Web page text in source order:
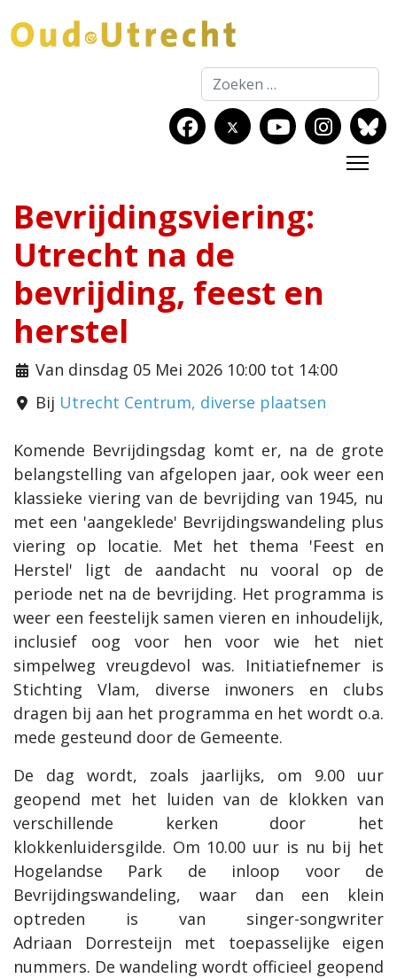
Zoeken
Bevrijdingsviering:
Utrecht na de
bevrijding, feest en
herstel
Van dinsdag 05 Mei 2026 10:00 tot 14:00
Bij Utrecht Centrum, diverse plaatsen
Komende Bevrijdingsdag komt er, na de grote
belangstelling van afgelopen jaar, ook weer een
klassieke viering van de bevrijding van 1945, nu
met een 'aangeklede' Bevrijdingswandeling plus
viering op locatie. Met het thema 'Feest en
Herstel' ligt de aandacht nu vooral op de
periode net na de bevrijding. Het programma is
weer een feestelijk samen vieren en inhoudelijk,
inclusief oog voor hen voor wie het niet
simpelweg vreugdevol was. Initiatiefnemer is
Stichting Vlam, diverse inwoners en clubs
dragen bij aan het programma en het wordt o.a.
mede gesteund door de Gemeente.
De dag wordt, zoals jaarlijks, om 9.00 uur
geopend met het luiden van de klokken van
verschillende kerken door het
klokkenluidersgilde. Om 10.00 uur is nu bij het
Hogelandse Park de inloop voor de
Bevrijdingswandeling, waar dan een klein
optreden is van singer-songwriter
Adriaan Dorresteijn met toepasselijke eigen
nummers. De wandeling wordt officieel geopend